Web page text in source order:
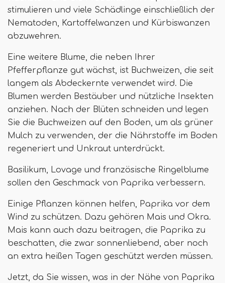
stimulieren und viele Schädlinge einschließlich der
Nematoden, Kartoffelwanzen und Kürbiswanzen
abzuwehren.
Eine weitere Blume, die neben Ihrer
Pfefferpflanze gut wächst, ist Buchweizen, die seit
langem als Abdeckernte verwendet wird. Die
Blumen werden Bestäuber und nützliche Insekten
anziehen. Nach der Blüten schneiden und legen
Sie die Buchweizen auf den Boden, um als grüner
Mulch zu verwenden, der die Nährstoffe im Boden
regeneriert und Unkraut unterdrückt.
Basilikum, Lovage und französische Ringelblume
sollen den Geschmack von Paprika verbessern.
Einige Pflanzen können helfen, Paprika vor dem
Wind zu schützen. Dazu gehören Mais und Okra.
Mais kann auch dazu beitragen, die Paprika zu
beschatten, die zwar sonnenliebend, aber noch
an extra heißen Tagen geschützt werden müssen.
Jetzt, da Sie wissen, was in der Nähe von Paprika